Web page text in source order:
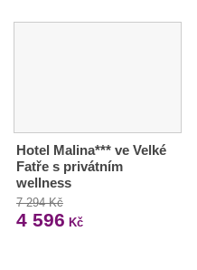
Hotel Malina*** ve Velké
Fatře s privátním
wellness
7 294 Kč
4 596 Kč